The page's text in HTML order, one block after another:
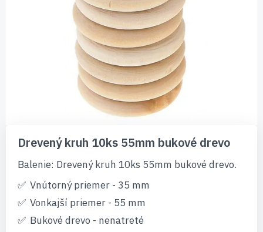
začiatok
galérie
obrázkov
Drevený kruh 10ks 55mm bukové drevo
Balenie: Drevený kruh 10ks 55mm bukové drevo.
Vnútorný priemer - 35 mm
Vonkajší priemer - 55 mm
Bukové drevo - nenatreté